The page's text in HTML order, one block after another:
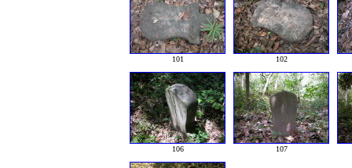
101 102
106 107